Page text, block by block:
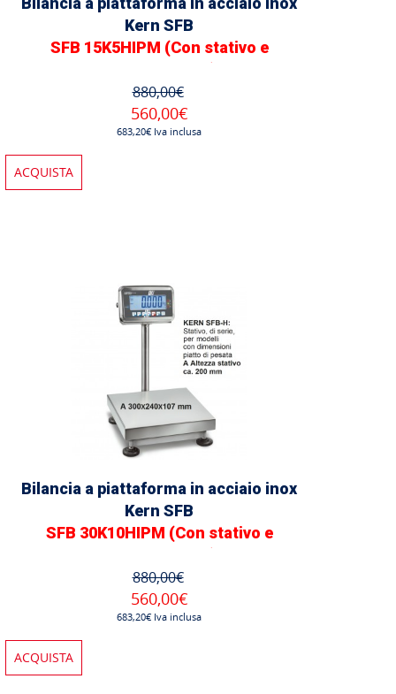
Kern SFB
SFB 15K5HIPM (Con stativo e
880,00€
560,00€
683,20€ Iva inclusa
ACQUISTA
Bilancia a piattaforma in acciaio inox
Kern SFB
SFB 30K10HIPM (Con stativo e
880,00€
560,00€
683,20€ Iva inclusa
ACQUISTA